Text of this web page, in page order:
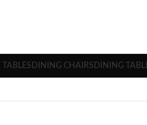
TABLES DINING CHAIRS DINING